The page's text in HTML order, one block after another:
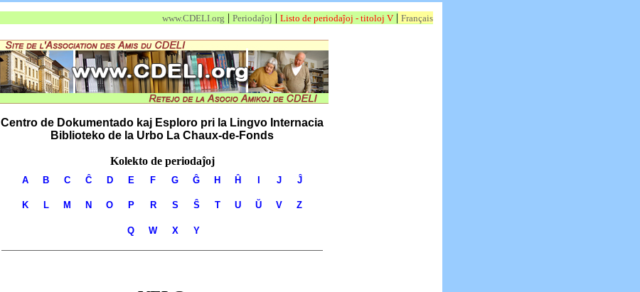
www.CDELI.org | Periodaĵoj | Listo de periodaĵoj - titoloj V | Français
Centro de Dokumentado kaj Esploro pri la Lingvo Internacia
Biblioteko de la Urbo La Chaux-de-Fonds
Kolekto de periodaĵoj
A B C Ĉ D E F G Ĝ H Ĥ J Ĵ
K L M N O P R S Ŝ T U Ŭ V Z
Q W X Y